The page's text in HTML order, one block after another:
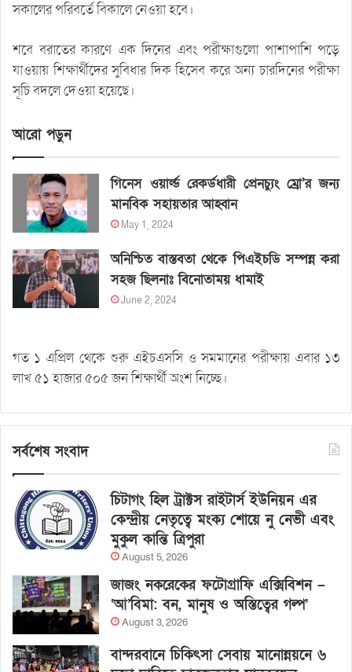
সকালের পরিবর্তে বিকালে নেওয়া হবে।
শবে বরাতের কারণে এক দিনের এবং পরীক্ষাগুলো পাশাপাশি পড়ে
যাওয়ায় শিক্ষার্থীদের সুবিধার দিক হিসেব করে অন্য চারদিনের পরীক্ষা
সূচি বদলে দেওয়া হয়েছে।
আরো পড়ুন
গিনেস ওয়ার্ল্ড রেকর্ডধারী প্রেনচ্যুং ম্রো’র জন্য
মানবিক সহায়তার আহ্বান
May 1, 2024
অনিশ্চিত বাস্তবতা থেকে পিএইচডি সম্পন্ন করা
সহজ ছিলনাঃ বিনোতাময় ধামাই
June 2, 2024
গত ১ এপ্রিল থেকে শুরু এইচএসসি ও সমমানের পরীক্ষায় এবার ১৩
লাখ ৫১ হাজার ৫০৫ জন শিক্ষার্থী অংশ নিচ্ছে।
সর্বশেষ সংবাদ
চিটাগং হিল ট্রাক্টস রাইটার্স ইউনিয়ন এর
কেন্দ্রীয় নেতৃত্বে মংক্য শোয়ে নু নেভী এবং
মুকুল কান্তি ত্রিপুরা
August 5, 2026
জাজং নকরেকের ফটোগ্রাফি এক্সিবিশন –
‘আ’বিমা: বন, মানুষ ও অস্তিত্বের গল্প’
August 3, 2026
বান্দরবানে চিকিৎসা সেবায় মানোন্নয়নে ৬